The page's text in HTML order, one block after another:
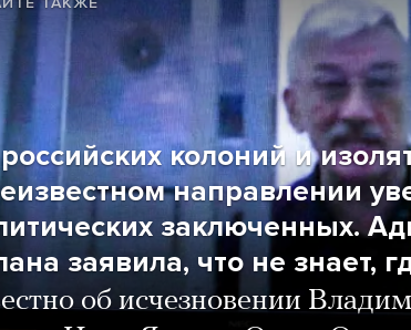
колоний и
направлении
заключенных.
заявила, что не знает,
об исчезновении